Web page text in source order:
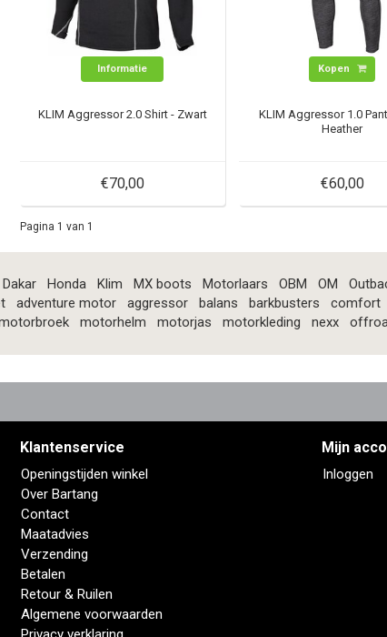
Informatie
KLIM Aggressor 2.0 Shirt - Zwart
€70,00
Kopen
KLIM Aggressor 1.0
Heather
€60,00
Pagina 1 van 1
Dakar Honda Klim MX boots Motorlaars OBM OM
adventure motor aggressor balans barkbusters comfort
motorhelm motorjas motorkleding nexx
Klantenservice
Openingstijden winkel
Over Bartang
Contact
Maatadvies
Verzending
Betalen
Retour & Ruilen
Algemene voorwaarden
Mijn
Inloggen